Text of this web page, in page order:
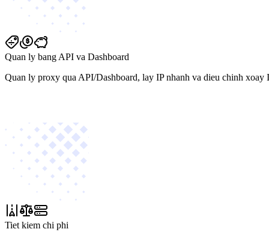
Quan ly bang API va Dashboard
Quan ly proxy qua API/Dashboard, lay IP nhanh va dieu chinh xoay
Tiet kiem chi phi